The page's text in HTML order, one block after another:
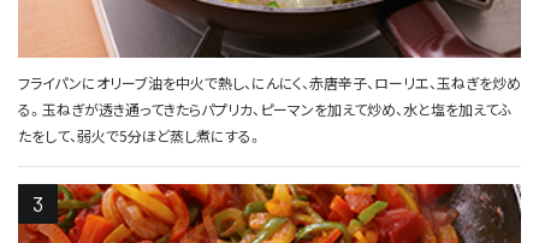
フライパンにオリーブ油を中火で熱し、にんにく、赤唐辛子、ローリエ、玉ねぎを炒め
る。玉ねぎが透き通ってきたらパプリカ、ピーマンを加えて炒め、水と塩を加えてふ
たをして、弱火で5分ほど蒸し煮にする。